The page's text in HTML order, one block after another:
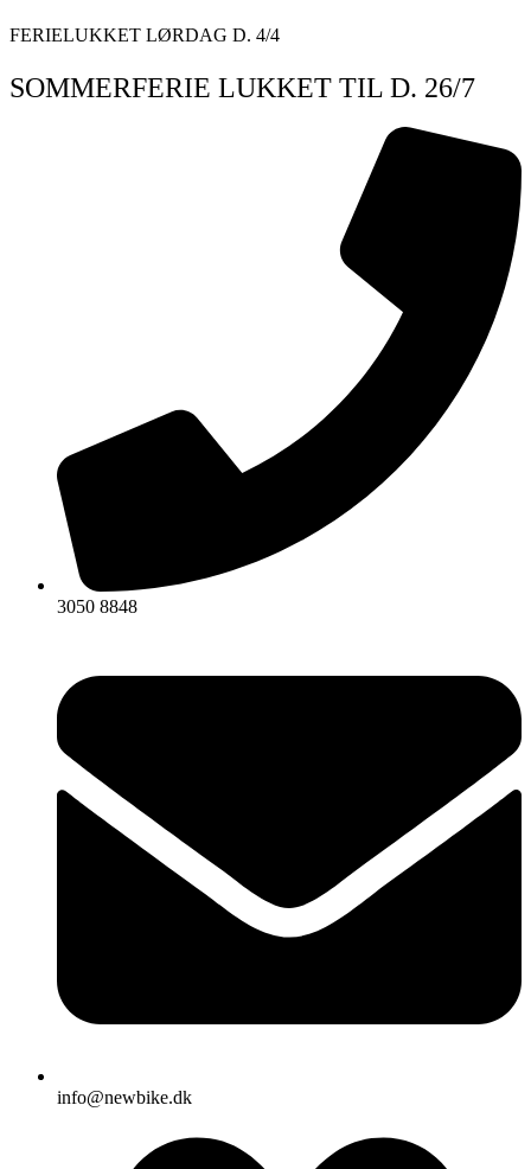
Videre
indhold
FERIELUKKET LØRDAG D. 4/4
SOMMERFERIE LUKKET TIL D. 26/7
3050 8848
info@newbike.dk